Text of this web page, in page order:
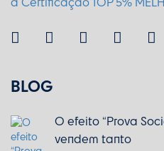
BLOG
O efeito “Prova
vendem tanto